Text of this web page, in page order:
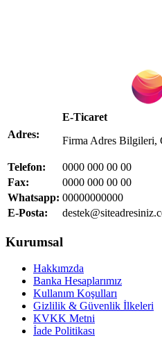
Adres:
E-Ticaret
Firma Adres Bilgileri,
Telefon:
0000 000 00 00
Fax:
0000 000 00 00
Whatsapp: 00000000000
E-Posta:
Kurumsal
Hakkımzda
Banka Hesaplarımız
Kullanım Koşulları
Gizlilik & Güvenlik İlkeleri
KVKK Metni
İade Politikası